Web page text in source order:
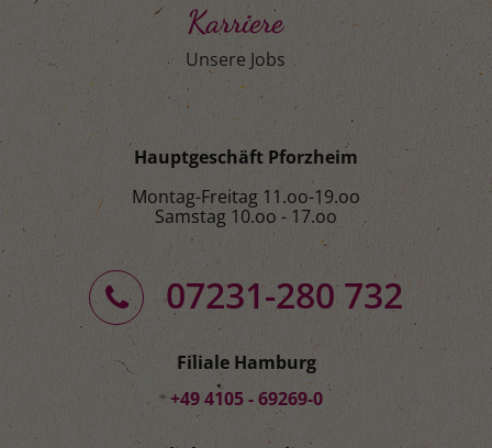
Karriere
Unsere Jobs
Hauptgeschäft Pforzheim
Montag-Freitag 11.oo-19.oo
Samstag 10.oo - 17.oo
07231-280 732
Filiale Hamburg
+49 4105 - 69269-0